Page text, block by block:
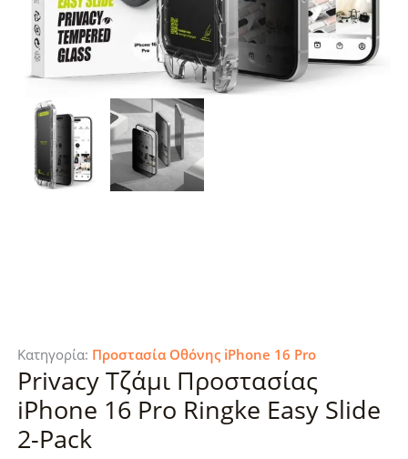
Κατηγορία: Προστασία Οθόνης iPhone 16 Pro
Privacy Τζάμι Προστασίας
iPhone 16 Pro Ringke Easy Slide
2-Pack